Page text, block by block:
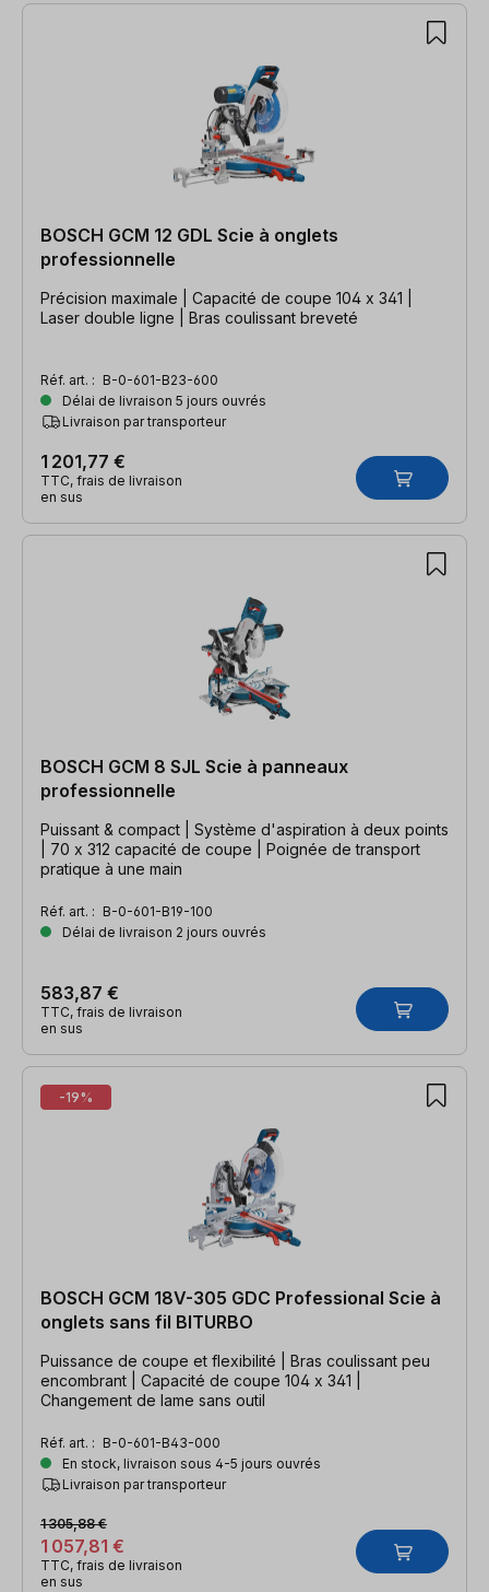
BOSCH GCM 12 GDL Scie à onglets
professionnelle
Précision maximale | Capacité de coupe 104 x 341 |
Laser double ligne | Bras coulissant breveté
Réf. art. : B-0-601-B23-600
Délai de livraison 5 jours ouvrés
Livraison par transporteur
1 201,77 €
TTC, frais de livraison
en sus
BOSCH GCM 8 SJL Scie à panneaux
professionnelle
Puissant & compact | Système d'aspiration à deux points
| 70 x 312 capacité de coupe | Poignée de transport
pratique à une main
Réf. art. : B-0-601-B19-100
Délai de livraison 2 jours ouvrés
583,87 €
TTC, frais de livraison
en sus
-19%
BOSCH GCM 18V-305 GDC Professional Scie à
onglets sans fil BITURBO
Puissance de coupe et flexibilité | Bras coulissant peu
encombrant | Capacité de coupe 104 x 341 |
Changement de lame sans outil
Réf. art. : B-0-601-B43-000
En stock, livraison sous 4-5 jours ouvrés
Livraison par transporteur
1 057,81 €
1 305,88 €
TTC, frais de livraison
en sus